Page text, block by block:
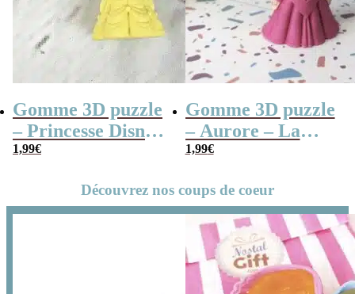
Gomme 3D puzzle
– Princesse Disney
– La belle et la
1,99€
Gomme 3D puzzle
– Aurore – La
belle au bois
1,99€
Découvrez nos coups de coeur